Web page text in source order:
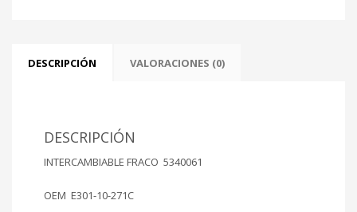
Ø
DESCRIPCIÓN VALORACIONES (0)
DESCRIPCIÓN
INTERCAMBIABLE FRACO 5340061
OEM E301-10-271C